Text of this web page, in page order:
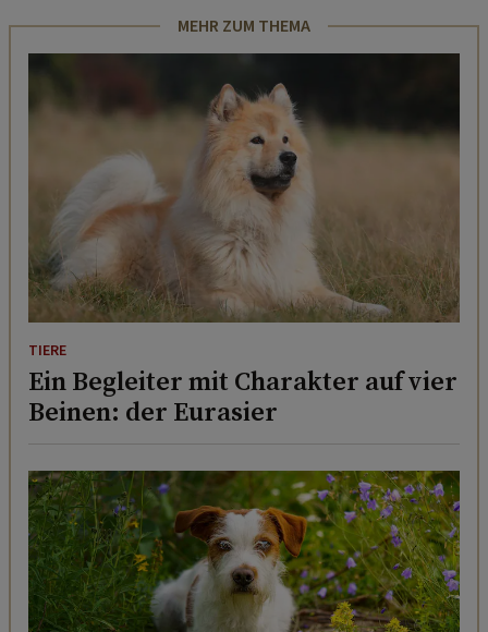
MEHR ZUM THEMA
TIERE
Ein Begleiter mit Charakter auf vier
Beinen: der Eurasier